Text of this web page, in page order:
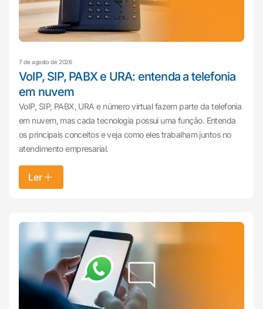
7 de agosto de 2026
VoIP, SIP, PABX e URA: entenda a telefonia
em nuvem
VoIP, SIP, PABX, URA e número virtual fazem parte da telefonia
em nuvem, mas cada tecnologia possui uma função. Entenda
os principais conceitos e veja como eles trabalham juntos no
atendimento empresarial.
Ler